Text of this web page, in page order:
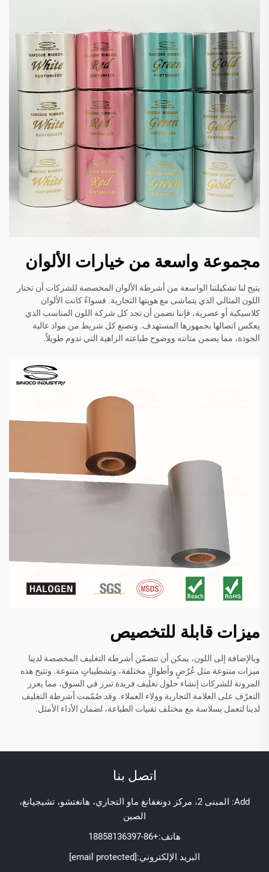
مجموعة واسعة من خيارات الألوان
يتيح لنا تشكيلتنا الواسعة من أشرطة الألوان المخصصة للشركات أن تختار
اللون المثالي الذي يتماشى مع هويتها التجارية. فسواءً كانت الألوان
كلاسيكية أو عصرية، فإننا نضمن أن تجد كل شركة اللون المناسب الذي
يعكس اتصالها بجمهورها المستهدف. وتصنع كل شريط من مواد عالية
الجودة، مما يضمن متانته ووضوح طباعته الزاهية التي تدوم طويلاً.
ميزات قابلة للتخصيص
وبالإضافة إلى اللون، يمكن أن تتضمّن أشرطة التغليف المخصصة لدينا
ميزات متنوعة مثل عُرُضٍ وأطوالٍ مختلفة، وتشطيباتٍ متنوعة. وتتيح هذه
المرونة للشركات إنشاء حلول تغليف فريدة تبرز في السوق، مما يعزز
التعرّف على العلامة التجارية وولاء العملاء. وقد صُمّمت أشرطة التغليف
لدينا لتعمل بسلاسة مع مختلف تقنيات الطباعة، لضمان الأداء الأمثل.
اتصل بنا
Add: المبنى 2، مركز دونغفانغ ماو التجاري، هانغتشو، تشيجيانغ،
الصين
هاتف:+86-18858136397
البريد الإلكتروني:[email protected]